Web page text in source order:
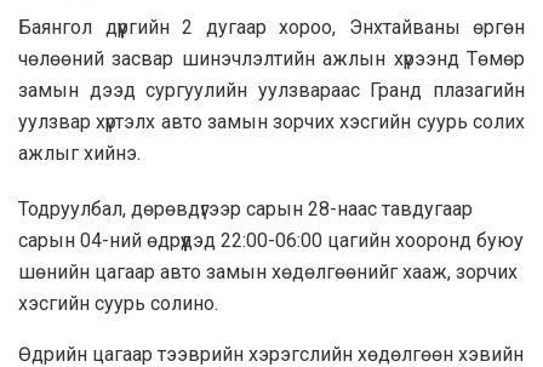
Баянгол дүүргийн 2 дугаар хороо, Энхтайваны өргөн
чөлөөний засвар шинэчлэлтийн ажлын хүрээнд Төмөр
замын дээд сургуулийн уулзвараас Гранд плазагийн
уулзвар хүртэлх авто замын зорчих хэсгийн суурь солих
ажлыг хийнэ.
Тодруулбал, дөрөвдүгээр сарын 28-наас тавдугаар
сарын 04-ний өдрүүдэд 22:00-06:00 цагийн хооронд буюу
шөнийн цагаар авто замын хөдөлгөөнийг хааж, зорчих
хэсгийн суурь солино.
Өдрийн цагаар тээврийн хэрэгслийн хөдөлгөөн хэвийн